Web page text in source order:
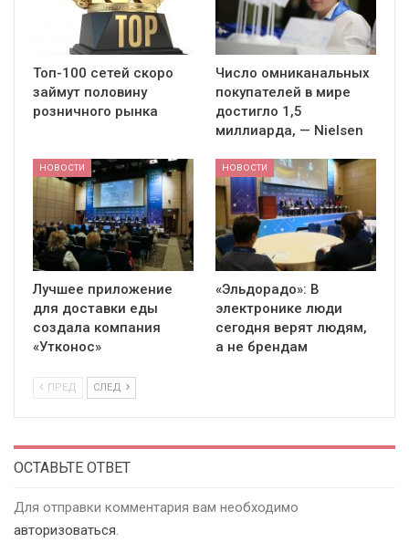
Топ-100 сетей скоро
займут половину
розничного рынка
Число омниканальных
покупателей в мире
достигло 1,5
миллиарда, — Nielsen
НОВОСТИ
Лучшее приложение
для доставки еды
создала компания
«Утконос»
НОВОСТИ
«Эльдорадо»: В
электронике люди
сегодня верят людям,
а не брендам
ПРЕД СЛЕД
ОСТАВЬТЕ ОТВЕТ
Для отправки комментария вам необходимо
авторизоваться.